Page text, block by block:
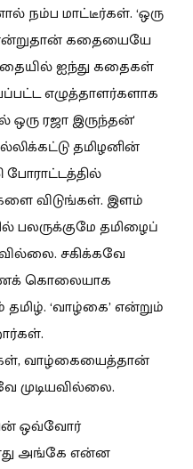
நம்ப மாட்டீர்கள். ‘ஒரு
என்றுதான் கதையையே
ஐந்து கதைகள்
எழுத்தாளர்களாக
ஒரு ரஜா இருந்தன்'
தமிழனின்
விடுங்கள். இளம்
பலருக்குமே தமிழைப்
சகிக்கவே
கொலையாக
தமிழ். ‘வாழ்கை’ என்றும்
வாழ்கையைத்தான்
முடியவில்லை.
ஒவ்வோர்
அங்கே என்ன